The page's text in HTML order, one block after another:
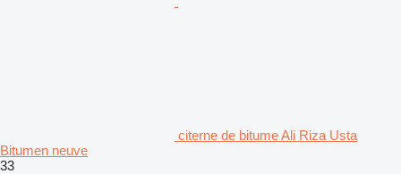
citerne de bitume Ali Riza Usta
Bitumen neuve
33